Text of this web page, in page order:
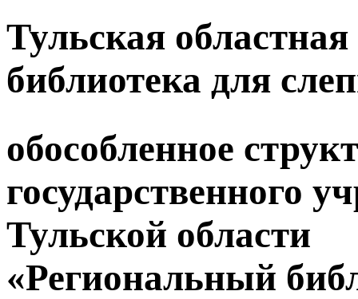
Тульская
библиотека для
обособленное
государственного
Тульской области
«Региональный